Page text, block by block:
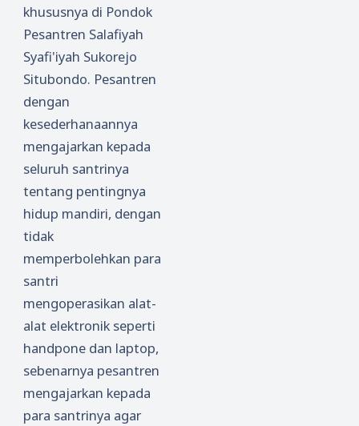
khususnya di Pondok
Pesantren Salafiyah
Syafi'iyah Sukorejo
Situbondo. Pesantren
dengan
kesederhanaannya
mengajarkan kepada
seluruh santrinya
tentang pentingnya
hidup mandiri, dengan
tidak
memperbolehkan para
santri
mengoperasikan alat-
alat elektronik seperti
handpone dan laptop,
sebenarnya pesantren
mengajarkan kepada
para santrinya agar